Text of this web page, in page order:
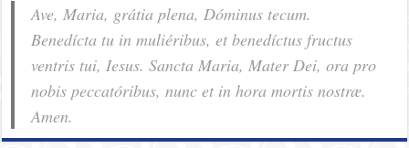
Ave, Maria, grátia plena, Dóminus tecum.
Benedícta tu in muliéribus, et benedíctus fructus
ventris tui, Iesus. Sancta Maria, Mater Dei, ora pro
nobis pec­ca­tóribus, nunc et in hora mortis nostræ.
Amen.